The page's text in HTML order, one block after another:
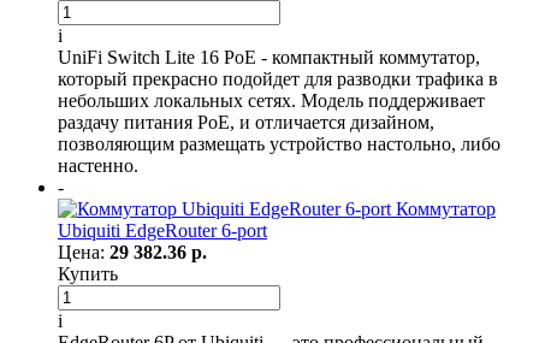
i
UniFi Switch Lite 16 PoE - компактный коммутатор,
который прекрасно подойдет для разводки трафика в
небольших локальных сетях. Модель поддерживает
раздачу питания PoE, и отличается дизайном,
позволяющим размещать устройство настольно, либо
настенно.
-
Коммутатор
Ubiquiti EdgeRouter 6-port
Цена: 29 382.36 р.
Купить
i